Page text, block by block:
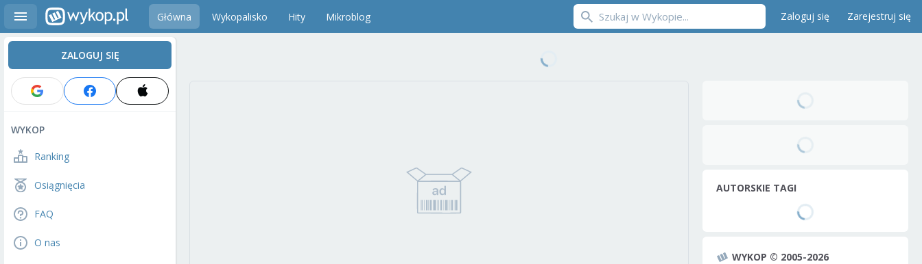
Główna Wykopalisko Hity Mikroblog Zaloguj się Zarejestruj się
ZALOGUJ SIĘ
WYKOP
Ranking
Osiągnięcia
FAQ
O nas
AUTORSKIE TAGI
WYKOP © 2005-2026